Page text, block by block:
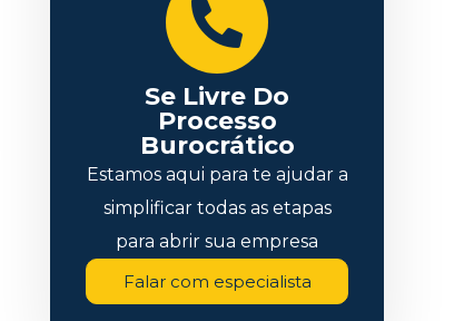
Se Livre Do
Processo
Burocrático
Estamos aqui para te ajudar a
simplificar todas as etapas
para abrir sua empresa
Falar com especialista